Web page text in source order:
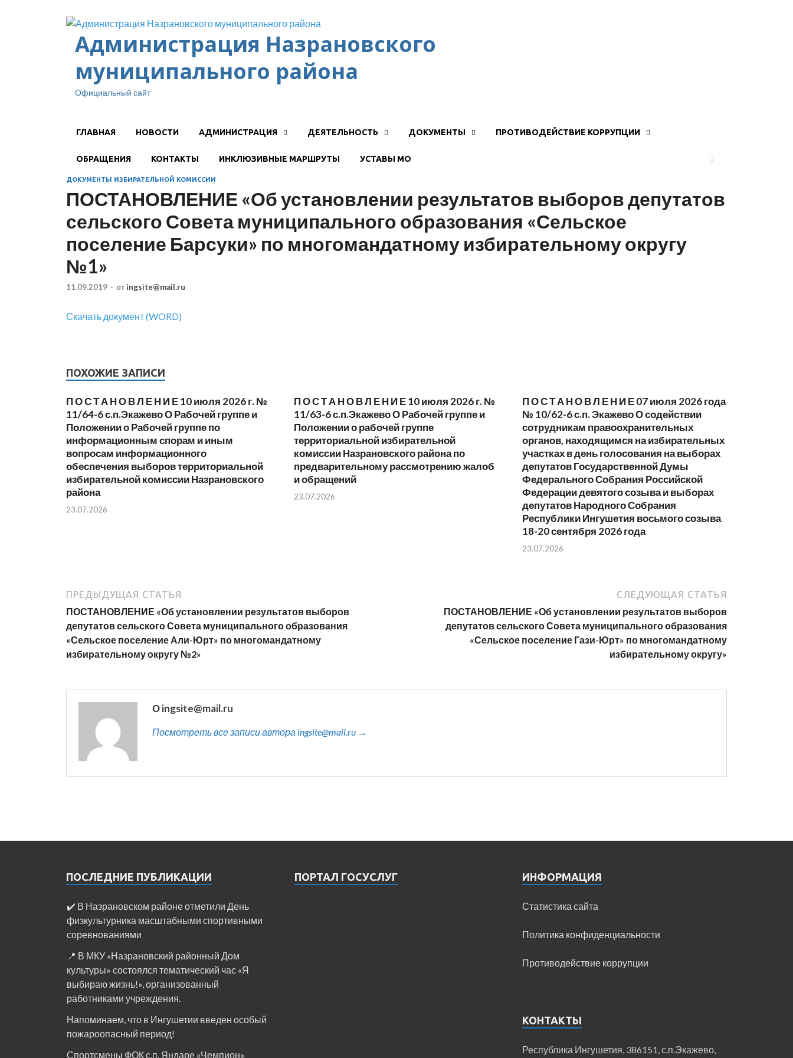
Администрация Назрановского
муниципального района
Официальный сайт
ГЛАВНАЯ НОВОСТИ АДМИНИСТРАЦИЯ ДЕЯТЕЛЬНОСТЬ ДОКУМЕНТЫ ПРОТИВОДЕЙСТВИЕ КОРРУПЦИИ
ОБРАЩЕНИЯ КОНТАКТЫ ИНКЛЮЗИВНЫЕ МАРШРУТЫ УСТАВЫ МО
ДОКУМЕНТЫ ИЗБИРАТЕЛЬНОЙ КОМИССИИ
ПОСТАНОВЛЕНИЕ «Об установлении результатов выборов депутатов
сельского Совета муниципального образования «Сельское
поселение Барсуки» по многомандатному избирательному округу
№1»
11.09.2019 - от ingsite@mail.ru
Скачать документ (WORD)
ПОХОЖИЕ ЗАПИСИ
П О С Т А Н О В Л Е Н И Е 10 июля 2026 г. №
11/64-6 с.п.Экажево О Рабочей группе и
Положении о Рабочей группе по
информационным спорам и иным
вопросам информационного
обеспечения выборов территориальной
избирательной комиссии Назрановского
района
23.07.2026
П О С Т А Н О В Л Е Н И Е 10 июля 2026 г. №
11/63-6 с.п.Экажево О Рабочей группе и
Положении о рабочей группе
территориальной избирательной
комиссии Назрановского района по
предварительному рассмотрению жалоб
и обращений
23.07.2026
П О С Т А Н О В Л Е Н И Е 07 июля 2026 года
№ 10/62-6 с.п. Экажево О содействии
сотрудникам правоохранительных
органов, находящимся на избирательных
участках в день голосования на выборах
депутатов Государственной Думы
Федерального Собрания Российской
Федерации девятого созыва и выборах
депутатов Народного Собрания
Республики Ингушетия восьмого созыва
18-20 сентября 2026 года
23.07.2026
ПРЕДЫДУЩАЯ СТАТЬЯ
ПОСТАНОВЛЕНИЕ «Об установлении результатов выборов
депутатов сельского Совета муниципального образования
«Сельское поселение Али-Юрт» по многомандатному
избирательному округу №2»
СЛЕДУЮЩАЯ СТАТЬЯ
ПОСТАНОВЛЕНИЕ «Об установлении результатов выборов
депутатов сельского Совета муниципального образования
«Сельское поселение Гази-Юрт» по многомандатному
избирательному округу»
О ingsite@mail.ru
Посмотреть все записи автора ingsite@mail.ru →
ПОСЛЕДНИЕ ПУБЛИКАЦИИ
✔️ В Назрановском районе отметили День
физкультурника масштабными спортивными
соревнованиями
📍 В МКУ «Назрановский районный Дом
культуры» состоялся тематический час «Я
выбираю жизнь!», организованный
работниками учреждения.
Напоминаем, что в Ингушетии введен особый
пожароопасный период!⁣⁣⠀
Спортсмены ФОК с.п. Яндаре «Чемпион»
ПОРТАЛ ГОСУСЛУГ ИНФОРМАЦИЯ
Статистика сайта
Политика конфиденциальности
Противодействие коррупции
КОНТАКТЫ
Республика Ингушетия, 386151, с.п.Экажево,